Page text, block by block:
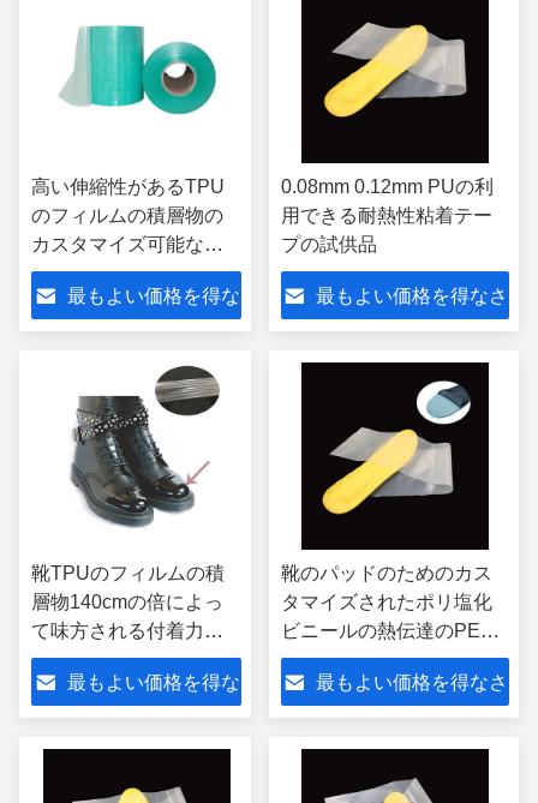
高い伸縮性があるTPU
のフィルムの積層物の
カスタマイズ可能な付
着力の保護フィルム
最もよい価格を得な
0.08mm 0.12mm PUの利
用できる耐熱性粘着テー
プの試供品
最もよい価格を得なさ
靴TPUのフィルムの積
層物140cmの倍によっ
て味方される付着力の
接着剤テープ
最もよい価格を得な
靴のパッドのためのカス
タマイズされたポリ塩化
ビニールの熱伝達のPES
のHotmelt付着力ポリウレ
タン フィルム
最もよい価格を得なさ